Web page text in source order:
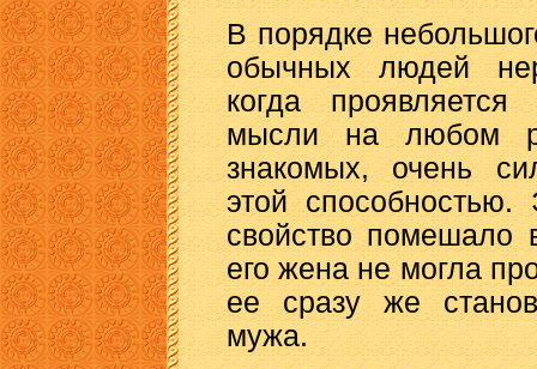
В порядке
обычных людей
когда проявляется
мысли на любом
знакомых, очень
этой способностью.
свойство помешало
его жена не могла
ее сразу же
мужа.